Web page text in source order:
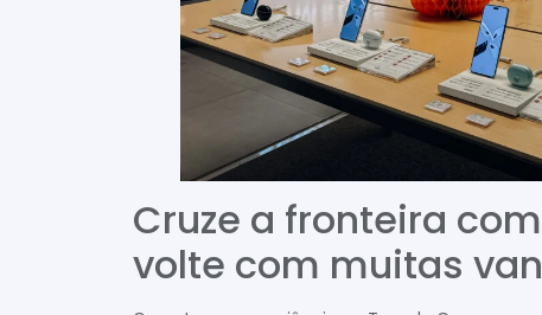
Cruze a fronteira
volte com muitas